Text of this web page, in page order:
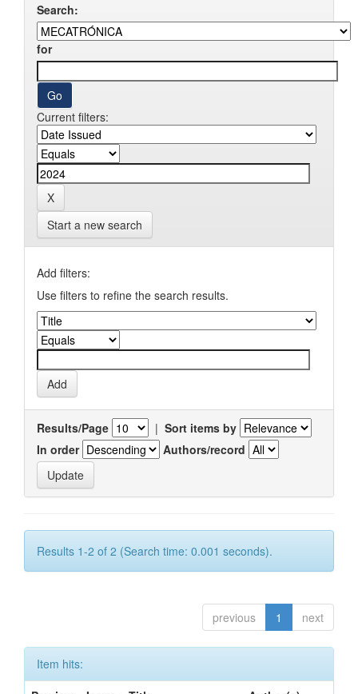
Search:
for
Current filters:
Start a new search
Add filters:
Use filters to refine the search results.
Results/Page | Sort items by
In order
Authors/record
Results 1-2 of 2 (Search time: 0.001 seconds).
previous 1 next
Item hits: